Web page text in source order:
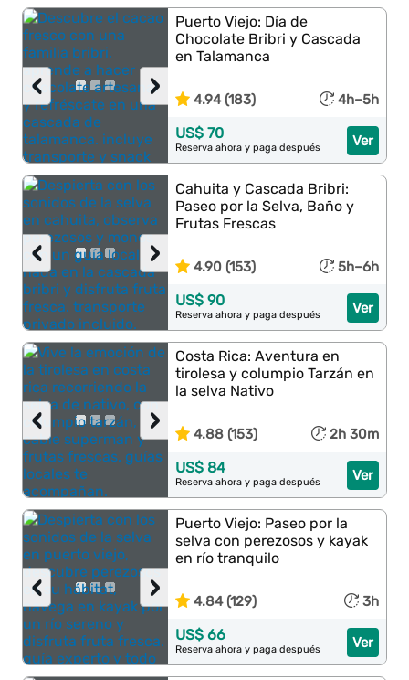
›
‹
Puerto Viejo: Día de
Chocolate Bribri y Cascada
en Talamanca
4.94 (183) 4h–5h
Ver
US$ 70
Reserva ahora y paga después
›
‹
Cahuita y Cascada Bribri:
Paseo por la Selva, Baño y
Frutas Frescas
4.90 (153) 5h–6h
Ver
US$ 90
Reserva ahora y paga después
›
‹
Costa Rica: Aventura en
tirolesa y columpio Tarzán en
la selva Nativo
4.88 (153) 2h 30m
Ver
US$ 84
Reserva ahora y paga después
›
‹
Puerto Viejo: Paseo por la
selva con perezosos y kayak
en río tranquilo
4.84 (129) 3h
Ver
US$ 66
Reserva ahora y paga después